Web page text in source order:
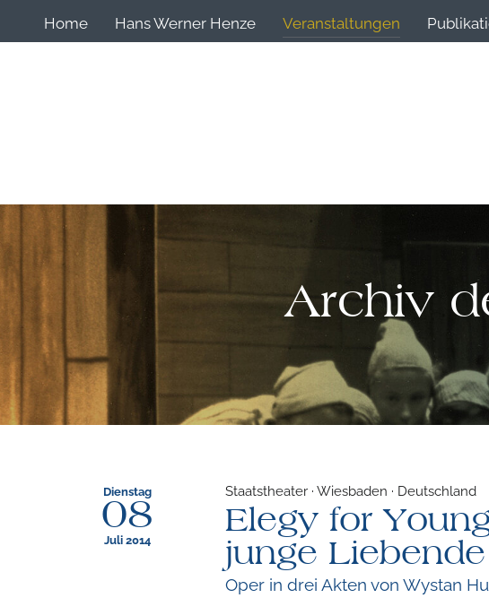
Home Hans Werner Henze Veranstaltungen
Archiv
Dienstag
08
Juli 2014
Staatstheater · Wiesbaden · Deutschland
Elegy for
junge Liebende
Oper in drei Akten von Wystan